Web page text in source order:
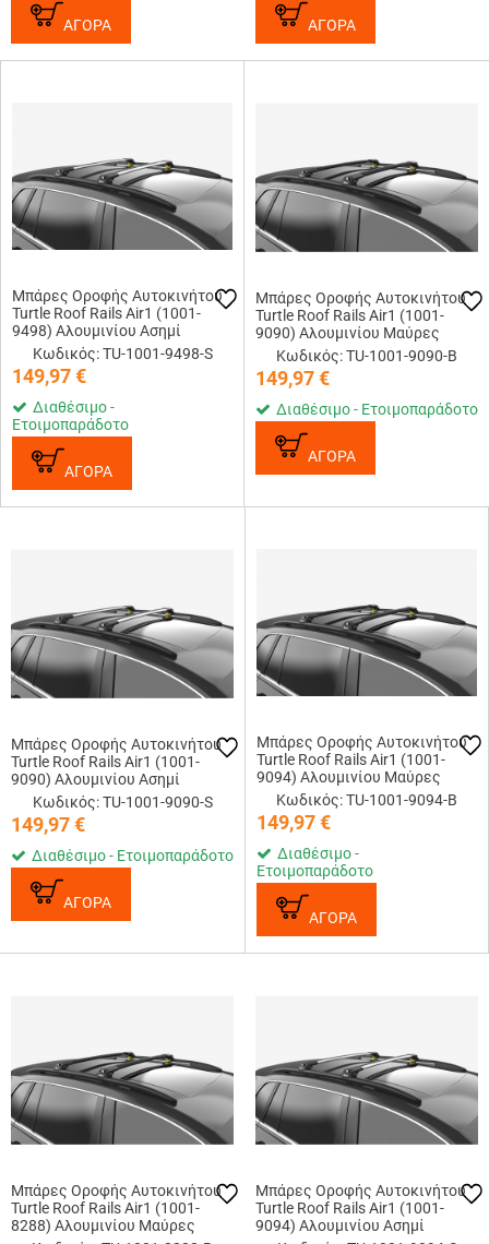
ΑΓΟΡΑ ΑΓΟΡΑ
Μπάρες Οροφής Αυτοκινήτου
Turtle Roof Rails Air1 (1001-
9498) Αλουμινίου Ασημί
Κωδικός: TU-1001-9498-S
149,97€
Διαθέσιμο -
Ετοιμοπαράδοτο
ΑΓΟΡΑ
Μπάρες Οροφής Αυτοκινήτου
Turtle Roof Rails Air1 (1001-
9090) Αλουμινίου Μαύρες
Κωδικός: TU-1001-9090-B
149,97€
Διαθέσιμο - Ετοιμοπαράδοτο
ΑΓΟΡΑ
Μπάρες Οροφής Αυτοκινήτου
Turtle Roof Rails Air1 (1001-
9090) Αλουμινίου Ασημί
Κωδικός: TU-1001-9090-S
149,97€
Διαθέσιμο - Ετοιμοπαράδοτο
ΑΓΟΡΑ
Μπάρες Οροφής Αυτοκινήτου
Turtle Roof Rails Air1 (1001-
9094) Αλουμινίου Μαύρες
Κωδικός: TU-1001-9094-B
149,97€
Διαθέσιμο -
Ετοιμοπαράδοτο
ΑΓΟΡΑ
Μπάρες Οροφής Αυτοκινήτου
Turtle Roof Rails Air1 (1001-
8288) Αλουμινίου Μαύρες
Μπάρες Οροφής Αυτοκινήτου
Turtle Roof Rails Air1 (1001-
9094) Αλουμινίου Ασημί